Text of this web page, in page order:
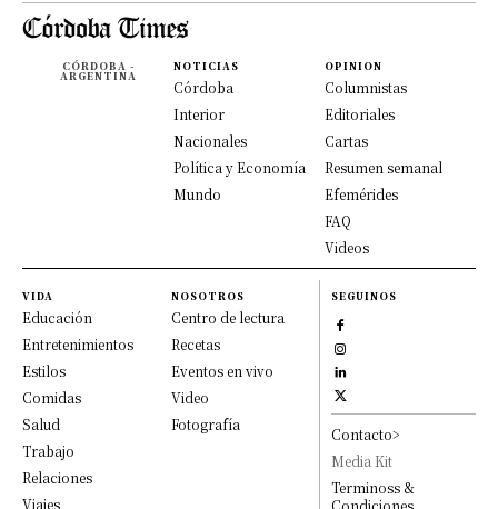
CÓRDOBA -
ARGENTINA
NOTICIAS
Córdoba
Interior
Nacionales
Política y Economía
Mundo
OPINION
Columnistas
Editoriales
Cartas
Resumen semanal
Efemérides
FAQ
Videos
VIDA
Educación
Entretenimientos
Estilos
Comidas
Salud
Trabajo
Relaciones
Viajes
NOSOTROS
Centro de lectura
Recetas
Eventos en vivo
Video
Fotografía
SEGUINOS
Contacto>
Media Kit
Terminoss &
Condiciones